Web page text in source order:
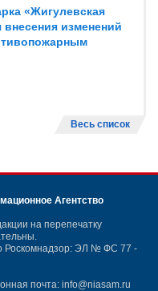
«Жигулевская
изменений
Весь список
Агентство
на перепечатку
Роскомнадзор: ЭЛ № ФС 77 -
почта: info@niasam.ru